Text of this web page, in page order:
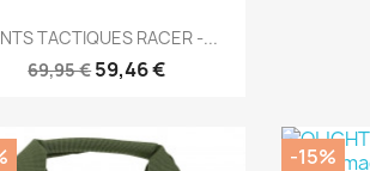
Aperçu rapide
TACTIQUES RACER -...
69,95 €59,46 €
-15%